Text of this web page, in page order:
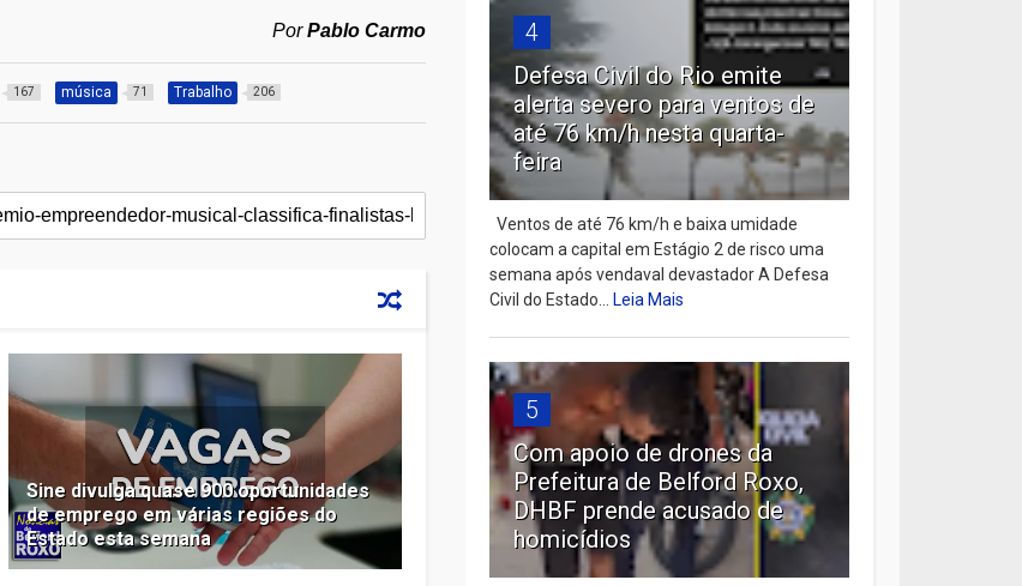
PorPablo Carmo
167 música 71 Trabalho 206
Sine divulga quase 900 oportunidades
de emprego em várias regiões do
Estado esta semana
4
Defesa Civil do Rio emite
alerta severo para ventos de
até 76 km/h nesta quarta-
feira
Ventos de até 76 km/h e baixa umidade
colocam a capital em Estágio 2 de risco uma
semana após vendaval devastador A Defesa
Civil do Estado...Leia Mais
5
Com apoio de drones da
Prefeitura de Belford Roxo,
DHBF prende acusado de
homicídios